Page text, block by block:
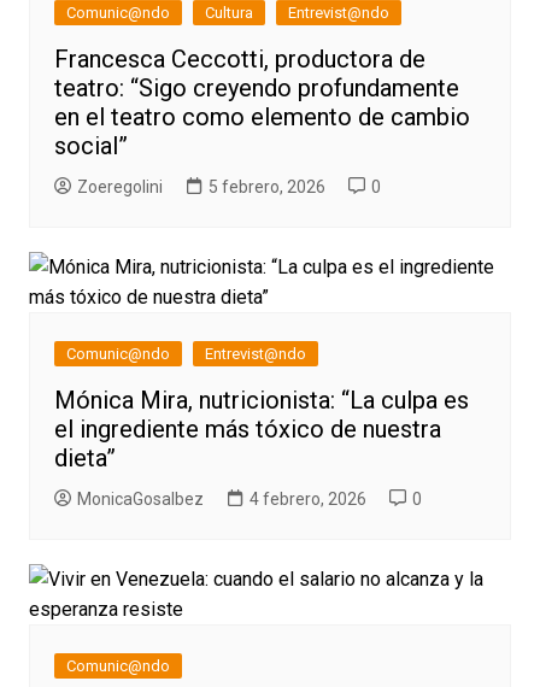
Comunic@ndo Cultura Entrevist@ndo
Francesca Ceccotti, productora de
teatro: “Sigo creyendo profundamente
en el teatro como elemento de cambio
social”
Zoeregolini 5 febrero, 2026 0
Comunic@ndo Entrevist@ndo
Mónica Mira, nutricionista: “La culpa es
el ingrediente más tóxico de nuestra
dieta”
MonicaGosalbez 4 febrero, 2026 0
Comunic@ndo